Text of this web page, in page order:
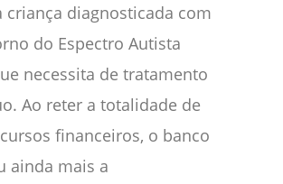
criança diagnosticada com
do Espectro Autista
necessita de tratamento
Ao reter a totalidade de
financeiros, o banco
ainda mais a